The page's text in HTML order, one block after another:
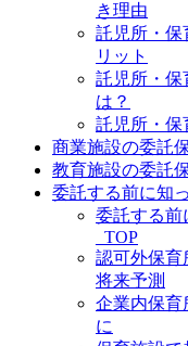
き理由
託児所・保
リット
託児所・保
は？
託児所・保
商業施設の委託
教育施設の委託
委託する前に知
委託する前
_TOP
認可外保育
将来予測
企業内保育
に